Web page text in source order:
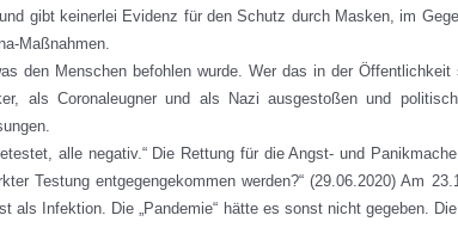
gibt keinerlei Evidenz für den Schutz durch Masken, im
Maßnahmen.
den Menschen befohlen wurde. Wer das in der
als Coronaleugner und als Nazi ausgestoßen und
alle negativ.“ Die Rettung für die Angst- und
Testung entgegengekommen werden?“ (29.06.2020) Am
Infektion. Die „Pandemie“ hätte es sonst nicht gegeben.